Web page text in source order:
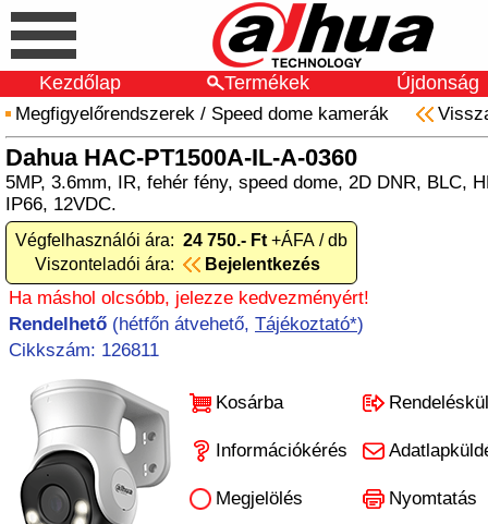
Kezdőlap Termékek Újdonság
Megfigyelőrendszerek / Speed dome kamerák
Dahua HAC-PT1500A-IL-A-0360
5MP, 3.6mm, IR, fehér fény, speed dome, 2D DNR, BLC,
IP66, 12VDC.
Végfelhasználói ára: 24 750.- Ft +ÁFA / db
Viszonteladói ára:
Bejelentkezés
Ha máshol olcsóbb, jelezze kedvezményért!
Rendelhető (hétfőn átvehető, Tájékoztató*)
Cikkszám: 126811
Kosárba
Információkérés
Megjelölés Nyomtatás